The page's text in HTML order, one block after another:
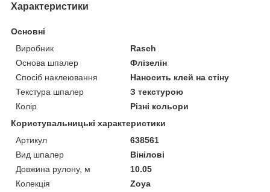
Характеристики
Основні
Виробник
Rasch
Основа шпалер
Флізелін
Спосіб наклеювання
Наносить клей на стіну
Текстура шпалер
З текстурою
Колір
Різні кольори
Користувальницькі характеристики
Артикул
638561
Вид шпалер
Вінілові
Довжина рулону, м
10.05
Колекція
Zoya